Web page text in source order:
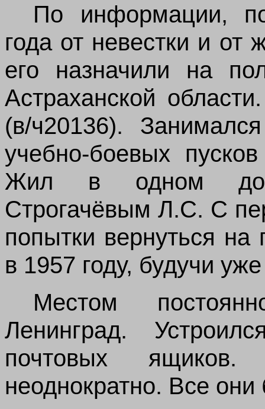
По информации,
года от невестки и
его назначили на
Астраханской
(в/ч20136).
учебно-боевых
Жил в одном
Строгачёвым Л.С. С
попытки вернуться на
в 1957 году, будучи
Местом
Ленинград.
почтовых
неоднократно. Все